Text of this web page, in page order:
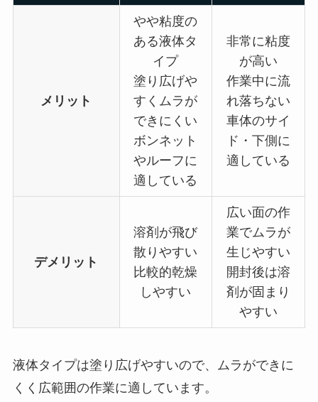
メリット
やや粘度の
ある液体タ
イプ
塗り広げや
すくムラが
できにくい
ボンネット
やルーフに
適している
非常に粘度
が高い
作業中に流
れ落ちない
車体のサイ
ド・下側に
適している
デメリット
溶剤が飛び
散りやすい
比較的乾燥
しやすい
広い面の作
業でムラが
生じやすい
開封後は溶
剤が固まり
やすい
液体タイプは塗り広げやすいので、ムラができに
くく広範囲の作業に適しています。